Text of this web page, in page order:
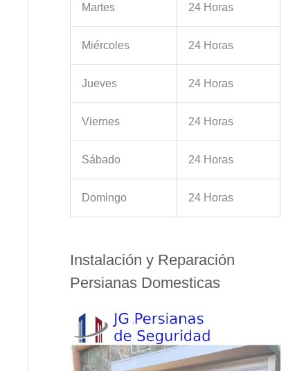
Martes 24 Horas
Miércoles 24 Horas
Jueves 24 Horas
Viernes 24 Horas
Sábado 24 Horas
Domingo 24 Horas
Instalación y Reparación
Persianas Domesticas